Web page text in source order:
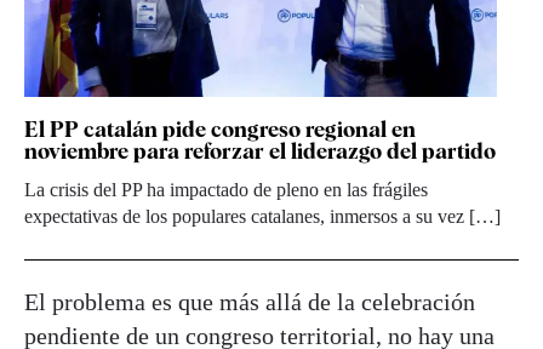
El PP catalán pide congreso regional en
noviembre para reforzar el liderazgo del partido
La crisis del PP ha impactado de pleno en las frágiles
expectativas de los populares catalanes, inmersos a su vez […]
El problema es que más allá de la celebración
pendiente de un congreso territorial, no hay una